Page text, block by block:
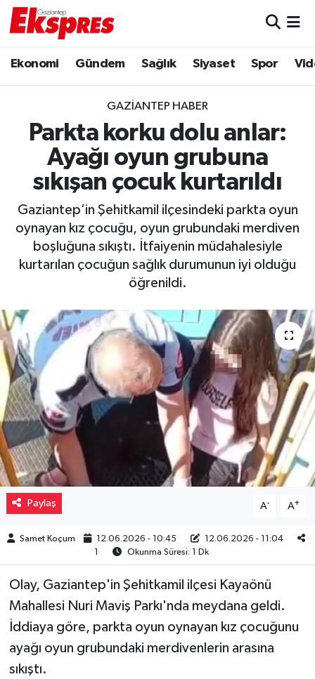
Ekonomi Gündem Sağlık Siyaset Spor
GAZIANTEP HABER
Parkta korku dolu anlar:
Ayağı oyun grubuna
sıkışan çocuk kurtarıldı
Gaziantep’in Şehitkamil ilçesindeki parkta oyun
oynayan kız çocuğu, oyun grubundaki merdiven
boşluğuna sıkıştı. İtfaiyenin müdahalesiyle
kurtarılan çocuğun sağlık durumunun iyi olduğu
öğrenildi.
Paylaş A- A+
Samet Koçum 12.06.2026 - 10:45
12.06.2026 - 11:04
1
Okunma Süresi: 1 Dk
Olay, Gaziantep'in Şehitkamil ilçesi Kayaönü
Mahallesi Nuri Maviş Parkı'nda meydana geldi.
İddiaya göre, parkta oyun oynayan kız çocuğunu
ayağı oyun grubundaki merdivenlerin arasına
sıkıştı.
Ekonomi
Gaziantep son dakika
Genel
Gündem
Haberler
Kültür Sanat
Müzik
Piyasa
Resmi İlanlar
Sağlık
Sinemalar
Teknoloji
Türkiye
Trafik Durumu
Puan Durumu ve Fikstür
Tüm Manşetler
Son Dakika Haberleri
Haber Arşivi